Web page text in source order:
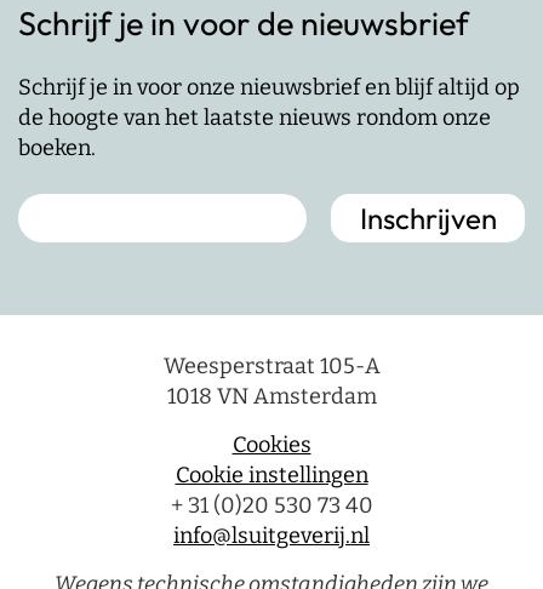
Schrijf je in voor de nieuwsbrief
Schrijf je in voor onze nieuwsbrief en blijf altijd op
de hoogte van het laatste nieuws rondom onze
boeken.
Weesperstraat 105-A
1018 VN Amsterdam
Cookies
Cookie instellingen
+ 31 (0)20 530 73 40
info@lsuitgeverij.nl